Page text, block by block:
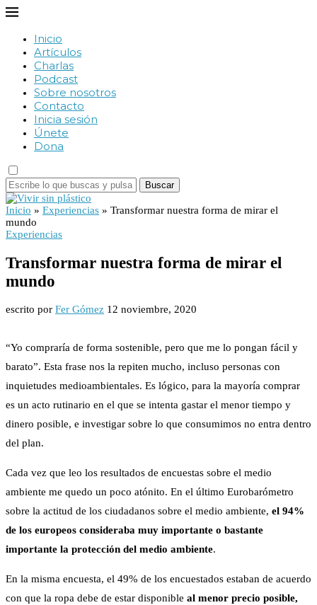
Inicio
Artículos
Charlas
Podcast
Sobre nosotros
Contacto
Inicia sesión
Únete
Dona
Buscar
Inicio » Experiencias » Transformar nuestra forma de mirar el
mundo
Experiencias
Transformar nuestra forma de mirar el
mundo
escrito por Fer Gómez 12 noviembre, 2020
“Yo compraría de forma sostenible, pero que me lo pongan fácil y
barato”. Esta frase nos la repiten mucho, incluso personas con
inquietudes medioambientales. Es lógico, para la mayoría comprar
es un acto rutinario en el que se intenta gastar el menor tiempo y
dinero posible, e investigar sobre lo que consumimos no entra dentro
del plan.
Cada vez que leo los resultados de encuestas sobre el medio
ambiente me quedo un poco atónito. En el último Eurobarómetro
sobre la actitud de los ciudadanos sobre el medio ambiente, el 94%
de los europeos consideraba muy importante o bastante
importante la protección del medio ambiente.
En la misma encuesta, el 49% de los encuestados estaban de acuerdo
con que la ropa debe de estar disponible al menor precio posible,